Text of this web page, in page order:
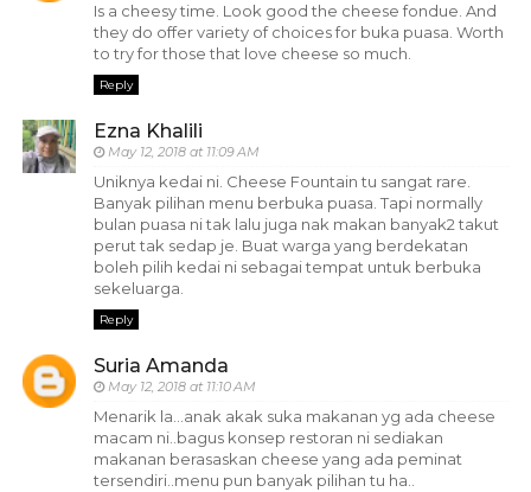
Is a cheesy time. Look good the cheese fondue. And
they do offer variety of choices for buka puasa. Worth
to try for those that love cheese so much.
Reply
Ezna Khalili
May 12, 2018 at 11:09 AM
Uniknya kedai ni. Cheese Fountain tu sangat rare.
Banyak pilihan menu berbuka puasa. Tapi normally
bulan puasa ni tak lalu juga nak makan banyak2 takut
perut tak sedap je. Buat warga yang berdekatan
boleh pilih kedai ni sebagai tempat untuk berbuka
sekeluarga.
Reply
Suria Amanda
May 12, 2018 at 11:10 AM
Menarik la...anak akak suka makanan yg ada cheese
macam ni..bagus konsep restoran ni sediakan
makanan berasaskan cheese yang ada peminat
tersendiri..menu pun banyak pilihan tu ha..